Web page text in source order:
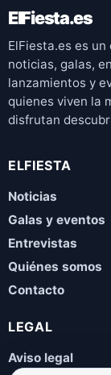
ElFiesta.es
ElFiesta.es es
noticias, galas,
lanzamientos y
quienes viven la
disfrutan
ELFIESTA
Noticias
Galas y eventos
Entrevistas
Quiénes somos
Contacto
LEGAL
Aviso legal